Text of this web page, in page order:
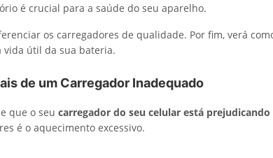
é crucial para a saúde do seu aparelho.
os carregadores de qualidade. Por fim, verá
útil da sua bateria.
de um Carregador Inadequado
que o seu carregador do seu celular está
é o aquecimento excessivo.